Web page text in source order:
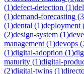
(1)defect-detection (1)
(1)demand-forecasting (3
(1)dental (1)deployment
(2)design-system (1)
management (1)devops (
(1)digital-adoption (1)
maturity (1)digital-
(2)digital-twins (1)